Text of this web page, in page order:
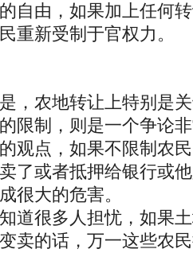
自由，如果加上任何
重新受制于官权力。
，农地转让上特别是
限制，则是一个争论
观点，如果不限制农
了或者抵押给银行或
很大的危害。
道很多人担忧，如果
卖的话，万一这些农